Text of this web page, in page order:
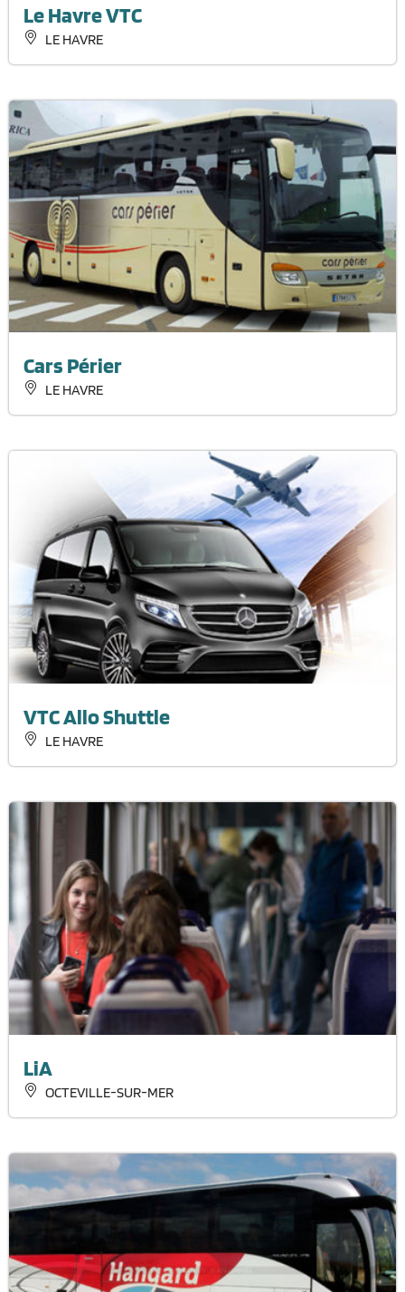
Le Havre VTC
LE HAVRE
Cars Périer
LE HAVRE
VTC Allo Shuttle
LE HAVRE
LiA
OCTEVILLE-SUR-MER